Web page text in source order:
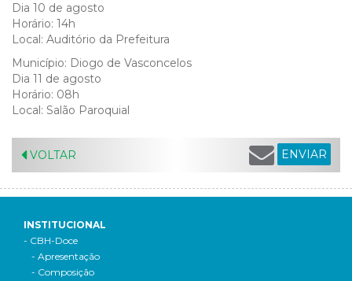
Dia 10 de agosto
Horário: 14h
Local: Auditório da Prefeitura
Município: Diogo de Vasconcelos
Dia 11 de agosto
Horário: 08h
Local: Salão Paroquial
VOLTAR ENVIAR
INSTITUCIONAL
- CBH-Doce
- Apresentação
- Composição